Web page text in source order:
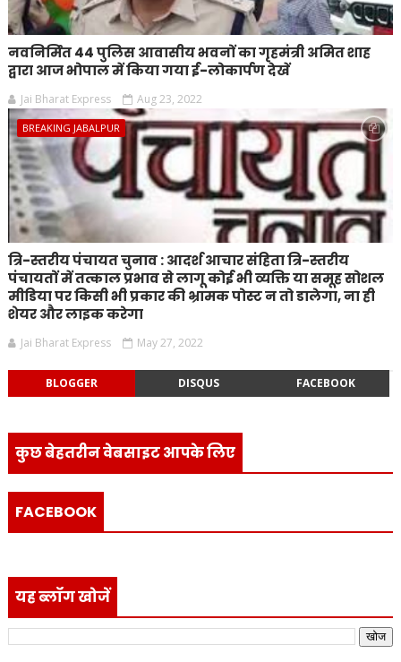
नवनिर्मित 44 पुलिस आवासीय भवनों का गृहमंत्री अमित शाह
द्वारा आज भोपाल में किया गया ई-लोकार्पण देखें
Jai Bharat Express Aug 23, 2022
BREAKING JABALPUR
त्रि-स्तरीय पंचायत चुनाव : आदर्श आचार संहिता त्रि-स्तरीय
पंचायतों में तत्काल प्रभाव से लागू कोई भी व्यक्ति या समूह सोशल
मीडिया पर किसी भी प्रकार की भ्रामक पोस्ट न तो डालेगा, ना ही
शेयर और लाइक करेगा
Jai Bharat Express May 27, 2022
BLOGGER DISQUS FACEBOOK
कुछ बेहतरीन वेबसाइट आपके लिए
FACEBOOK
यह ब्लॉग खोजें